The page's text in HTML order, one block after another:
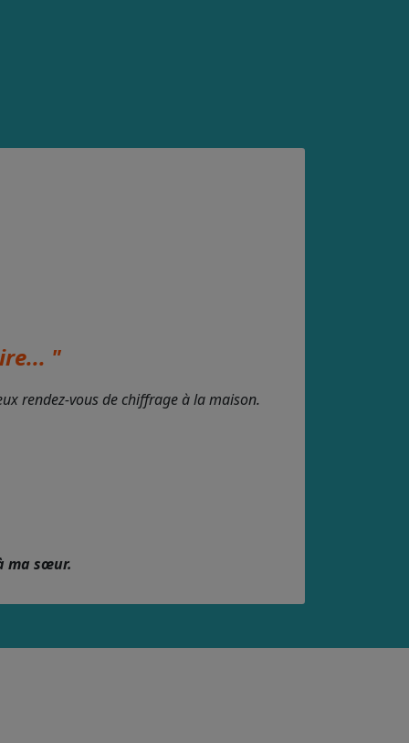
"
rendez-vous de chiffrage à la maison.
ma sœur.